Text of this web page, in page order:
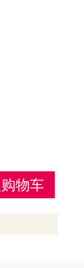
物车